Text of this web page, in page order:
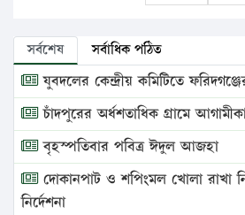
সর্বশেষ সর্বাধিক পঠিত
যুবদলের কেন্দ্রীয় কমিটিতে
চাঁদপুরের অর্ধশতাধিক গ্রামে
বৃহস্পতিবার পবিত্র ঈদুল আজহা
দোকানপাট ও শপিংমল খোলা রাখা
নির্দেশনা